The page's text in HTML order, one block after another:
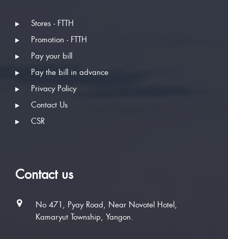
Stores - FTTH
Promotion - FTTH
Pay your bill
Pay the bill in advance
Privacy Policy
Contact Us
CSR
Contact us
No 471, Pyay Road, Near Novotel Hotel,
Kamaryut Township, Yangon.